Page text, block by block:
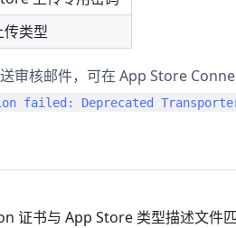
类型
审核邮件，可在 App Store
failed: Deprecated
证书与 App Store 类型描述文件